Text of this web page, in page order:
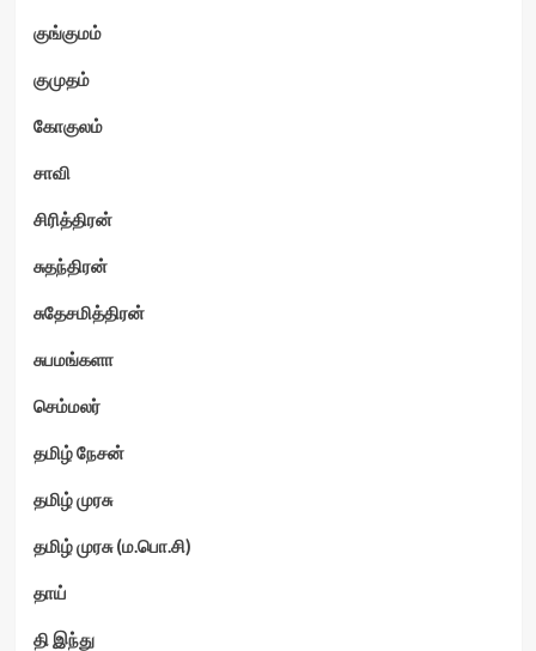
குங்குமம்
குமுதம்
கோகுலம்
சாவி
சிரித்திரன்
சுதந்திரன்
சுதேசமித்திரன்
சுபமங்களா
செம்மலர்
தமிழ் நேசன்
தமிழ் முரசு
தமிழ் முரசு (ம.பொ.சி)
தாய்
தி இந்து